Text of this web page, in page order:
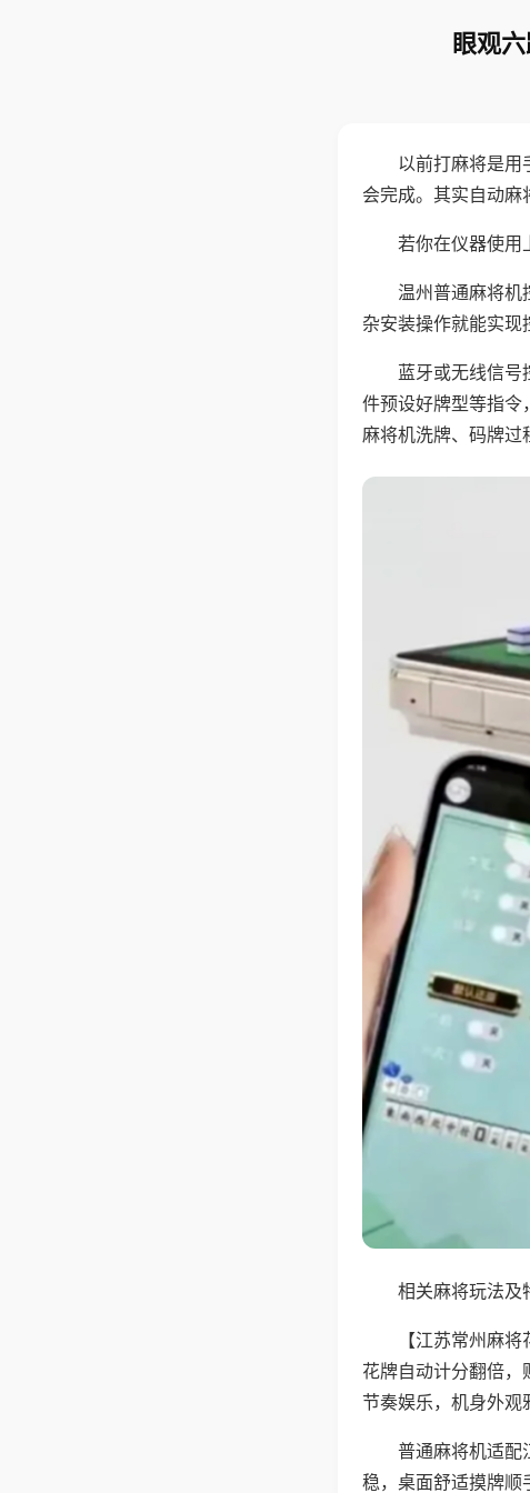
眼观
以前打麻将是用
会完成。其实自动麻
若你在仪器使用
温州普通麻将机
杂安装操作就能实现
蓝牙或无线信号
件预设好牌型等指令
麻将机洗牌、码牌过
相关麻将玩法及
【江苏常州麻
花牌自动计分翻倍
节奏娱乐，机身外观
普通麻将机适配
稳，桌面舒适摸牌顺